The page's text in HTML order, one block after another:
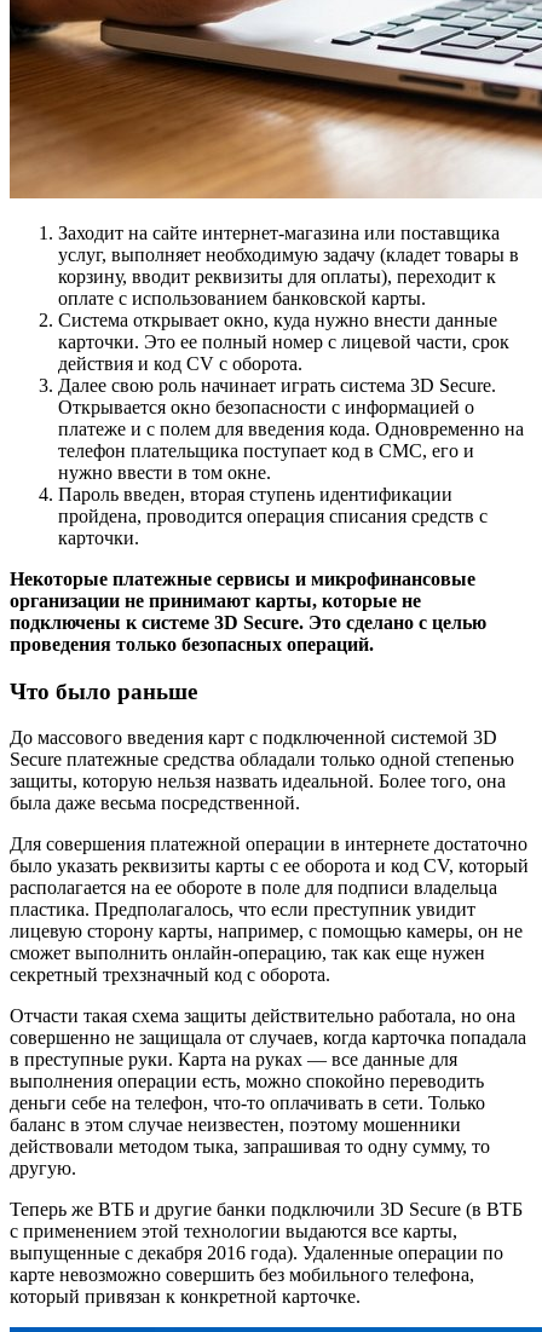
Заходит на сайте интернет-магазина или поставщика
услуг, выполняет необходимую задачу (кладет товары в
корзину, вводит реквизиты для оплаты), переходит к
оплате с использованием банковской карты.
Система открывает окно, куда нужно внести данные
карточки. Это ее полный номер с лицевой части, срок
действия и код CV с оборота.
Далее свою роль начинает играть система 3D Secure.
Открывается окно безопасности с информацией о
платеже и с полем для введения кода. Одновременно на
телефон плательщика поступает код в СМС, его и
нужно ввести в том окне.
Пароль введен, вторая ступень идентификации
пройдена, проводится операция списания средств с
карточки.
Некоторые платежные сервисы и микрофинансовые
организации не принимают карты, которые не
подключены к системе 3D Secure. Это сделано с целью
проведения только безопасных операций.
Что было раньше
До массового введения карт с подключенной системой 3D
Secure платежные средства обладали только одной степенью
защиты, которую нельзя назвать идеальной. Более того, она
была даже весьма посредственной.
Для совершения платежной операции в интернете достаточно
было указать реквизиты карты с ее оборота и код CV, который
располагается на ее обороте в поле для подписи владельца
пластика. Предполагалось, что если преступник увидит
лицевую сторону карты, например, с помощью камеры, он не
сможет выполнить онлайн-операцию, так как еще нужен
секретный трехзначный код с оборота.
Отчасти такая схема защиты действительно работала, но она
совершенно не защищала от случаев, когда карточка попадала
в преступные руки. Карта на руках — все данные для
выполнения операции есть, можно спокойно переводить
деньги себе на телефон, что-то оплачивать в сети. Только
баланс в этом случае неизвестен, поэтому мошенники
действовали методом тыка, запрашивая то одну сумму, то
другую.
Теперь же ВТБ и другие банки подключили 3D Secure (в ВТБ
с применением этой технологии выдаются все карты,
выпущенные с декабря 2016 года). Удаленные операции по
карте невозможно совершить без мобильного телефона,
который привязан к конкретной карточке.